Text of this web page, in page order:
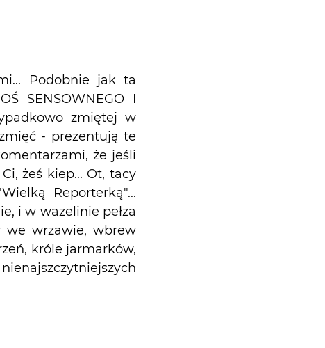
Podobnie jak ta
SENSOWNEGO I
zmiętej w
- prezentują te
że jeśli
żeś kiep... Ot, tacy
Reporterką"...
i w wazelinie pełza
we wrzawie, wbrew
króle jarmarków,